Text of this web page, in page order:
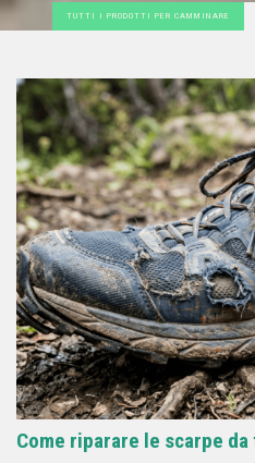
TUTTI I PRODOTTI PER CAMMINARE
Come riparare le scarpe